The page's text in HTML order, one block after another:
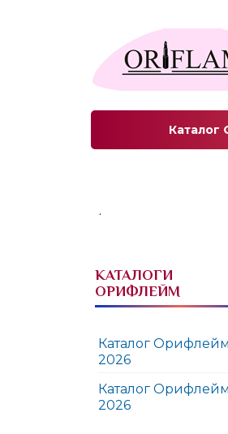
.
КАТАЛОГИ
ОРИФЛЕЙМ
Каталог
2026
Каталог
2026